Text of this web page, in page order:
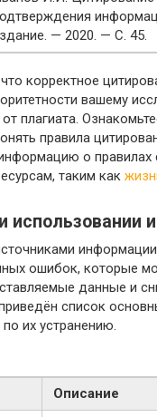
— 2020. — С. 45.
корректное
вашему
плагиата.
правила
о правилах
таким как
использовании
ошибок, которые
данные и
список
их устранению.
Описание